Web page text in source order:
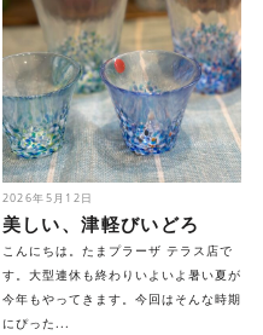
2026年5月12日
美しい、津軽びいどろ
こんにちは。たまプラーザ テラス店で
す。大型連休も終わりいよいよ暑い夏が
今年もやってきます。今回はそんな時期
にぴった...